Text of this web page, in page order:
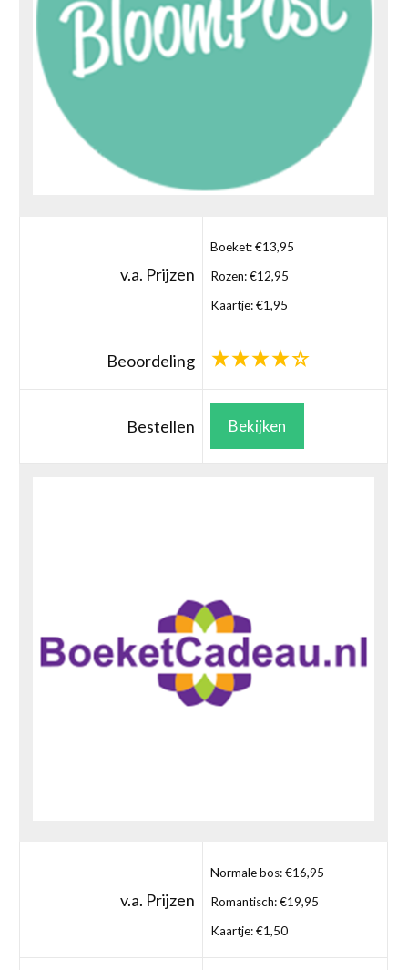
v.a. Prijzen
Boeket: €13,95
Rozen: €12,95
Kaartje: €1,95
Beoordeling
Bestellen Bekijken
v.a. Prijzen
Normale bos: €16,95
Romantisch: €19,95
Kaartje: €1,50